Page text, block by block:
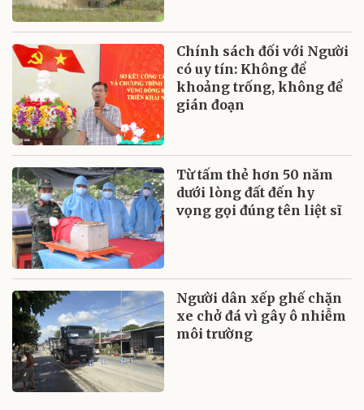
Chính sách đối với Người
có uy tín: Không để
khoảng trống, không để
gián đoạn
Từ tấm thẻ hơn 50 năm
dưới lòng đất đến hy
vọng gọi đúng tên liệt sĩ
Người dân xếp ghế chặn
xe chở đá vì gây ô nhiễm
môi trường